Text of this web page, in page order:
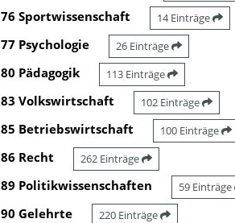
76 Sportwissenschaft 14 Einträge
77 Psychologie 26 Einträge
80 Pädagogik 113 Einträge
83 Volkswirtschaft 102 Einträge
85 Betriebswirtschaft 100 Einträge
86 Recht 262 Einträge
89 Politikwissenschaften 59 Einträge
90 Gelehrte 220 Einträge